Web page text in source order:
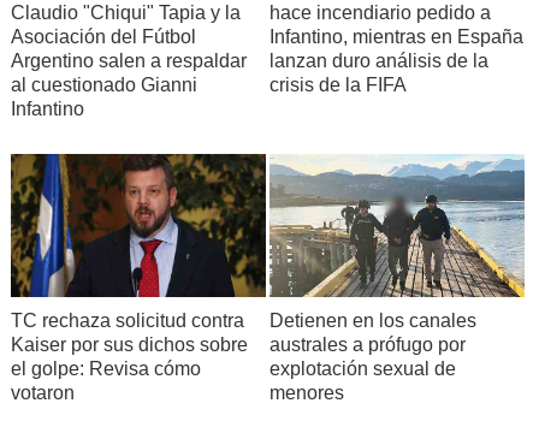
Claudio "Chiqui" Tapia y la
Asociación del Fútbol
Argentino salen a respaldar
al cuestionado Gianni
Infantino
hace incendiario pedido a
Infantino, mientras en España
lanzan duro análisis de la
crisis de la FIFA
TC rechaza solicitud contra
Kaiser por sus dichos sobre
el golpe: Revisa cómo
votaron
Detienen en los canales
australes a prófugo por
explotación sexual de
menores